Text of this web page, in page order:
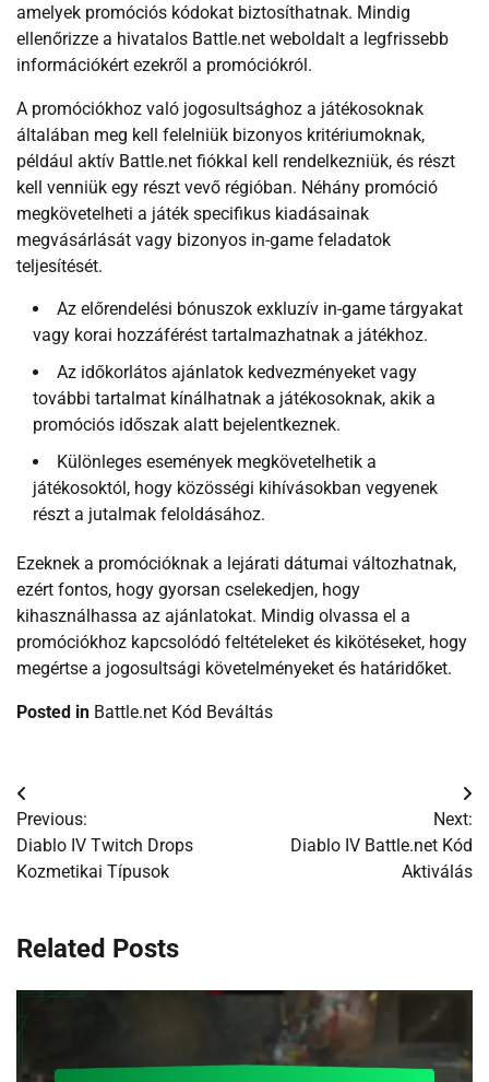
amelyek promóciós kódokat biztosíthatnak. Mindig
ellenőrizze a hivatalos Battle.net weboldalt a legfrissebb
információkért ezekről a promóciókról.
A promóciókhoz való jogosultsághoz a játékosoknak
általában meg kell felelniük bizonyos kritériumoknak,
például aktív Battle.net fiókkal kell rendelkezniük, és részt
kell venniük egy részt vevő régióban. Néhány promóció
megkövetelheti a játék specifikus kiadásainak
megvásárlását vagy bizonyos in-game feladatok
teljesítését.
Az előrendelési bónuszok exkluzív in-game tárgyakat
vagy korai hozzáférést tartalmazhatnak a játékhoz.
Az időkorlátos ajánlatok kedvezményeket vagy
további tartalmat kínálhatnak a játékosoknak, akik a
promóciós időszak alatt bejelentkeznek.
Különleges események megkövetelhetik a
játékosoktól, hogy közösségi kihívásokban vegyenek
részt a jutalmak feloldásához.
Ezeknek a promócióknak a lejárati dátumai változhatnak,
ezért fontos, hogy gyorsan cselekedjen, hogy
kihasználhassa az ajánlatokat. Mindig olvassa el a
promóciókhoz kapcsolódó feltételeket és kikötéseket, hogy
megértse a jogosultsági követelményeket és határidőket.
Posted in Battle.net Kód Beváltás
Post
navigation
Previous:
Diablo IV Twitch Drops
Kozmetikai Típusok
Next:
Diablo IV Battle.net Kód
Aktiválás
Related Posts